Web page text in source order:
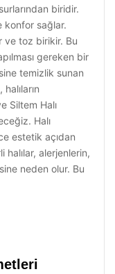
biridir.
konfor sağlar.
ve toz birikir. Bu
gereken bir
temizlik sunan
Siltem Halı
Halı
estetik açıdan
halılar, alerjenlerin,
neden olur. Bu